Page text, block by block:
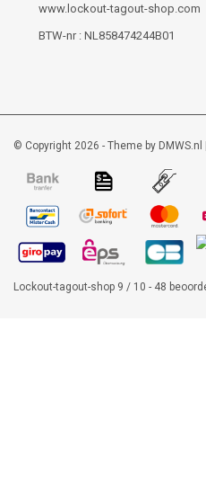
www.lockout-tagout-shop.com
BTW-nr : NL858474244B01
© Copyright 2026 - Theme by DMWS.nl
Lockout-tagout-shop 9 / 10 - 48